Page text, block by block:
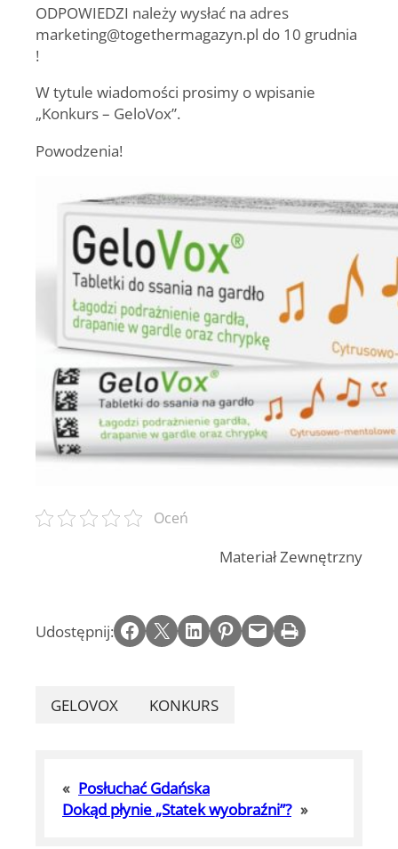
ODPOWIEDZI należy wysłać na adres
marketing@togethermagazyn.pl do 10 grudnia
!
W tytule wiadomości prosimy o wpisanie
„Konkurs – GeloVox”.
Powodzenia!
Oceń
Materiał Zewnętrzny
Udostępnij: Share on Facebook Email this Page Share on LinkedIn Share on Pinterest Email this Page Print this Page
GELOVOX KONKURS
« Posłuchać Gdańska
Dokąd płynie „Statek wyobraźni”? »